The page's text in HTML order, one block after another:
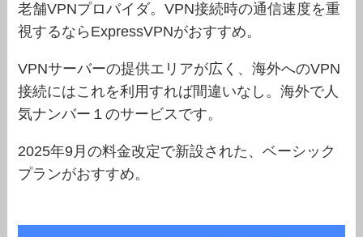
老舗VPNプロバイダ。VPN接続時の通信速度を重
視するならExpressVPNがおすすめ。
VPNサーバーの提供エリアが広く、海外へのVPN
接続にはこれを利用すれば間違いなし。海外で人
気ナンバー１のサービスです。
2025年9月の料金改定で新設された、ベーシック
プランがおすすめ。